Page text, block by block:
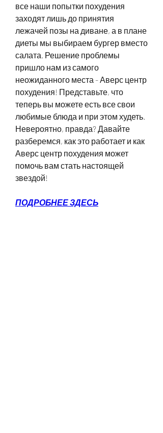
все наши попытки похудения
заходят лишь до принятия
лежачей позы на диване, а в плане
диеты мы выбираем бургер вместо
салата. Решение проблемы
пришло нам из самого
неожиданного места - Аверс центр
похудения! Представьте, что
теперь вы можете есть все свои
любимые блюда и при этом худеть.
Невероятно, правда? Давайте
разберемся, как это работает и как
Аверс центр похудения может
помочь вам стать настоящей
звездой!
ПОДРОБНЕЕ ЗДЕСЬ